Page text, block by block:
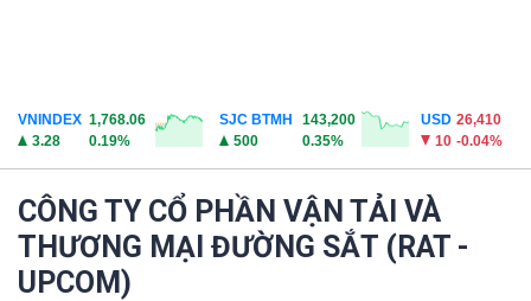
VNINDEX 1,768.06
3.28
0.19%
SJC BTMH
143,200
500
0.35%
USD 26,410
10 -0.04%
CÔNG TY CỔ PHẦN VẬN TẢI VÀ
THƯƠNG MẠI ĐƯỜNG SẮT (RAT -
UPCOM)